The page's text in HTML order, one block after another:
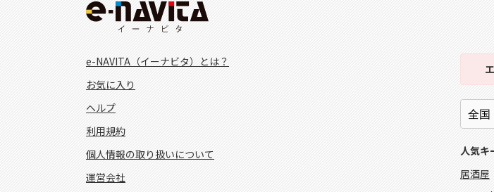
e-NAVITA（イーナビタ）とは？
お気に入り
ヘルプ
利用規約
個人情報の取り扱いについて
運営会社
人気キ
居酒屋